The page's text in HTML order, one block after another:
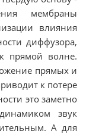
мембраны
влияния
диффузора,
прямой волне.
прямых и
к потере
это заметно
звук
А для